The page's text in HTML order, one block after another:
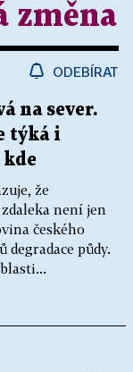
změna
ODEBÍRAT
na sever.
týká i
kde
že
není jen
českého
degradace půdy.